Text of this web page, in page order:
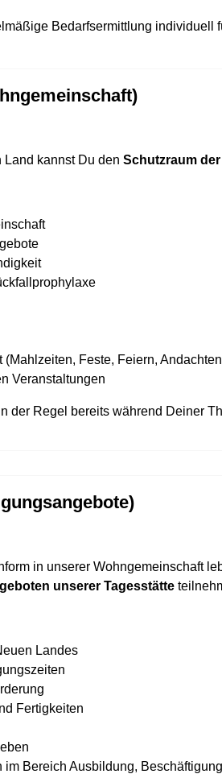
Bedarfsermittlung individuell
kannst Du den Schutzraum
Feste, Feiern,
Veranstaltungen
der Regel bereits während Deiner
in unserer Wohngemeinschaft
unserer Tagesstätte
Landes
Fertigkeiten
Bereich Ausbildung,